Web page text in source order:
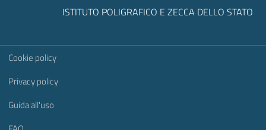
ISTITUTO POLIGRAFICO E ZECCA DELLO STATO
Sezione Link Utili
Cookie policy
Privacy policy
Guida all'uso